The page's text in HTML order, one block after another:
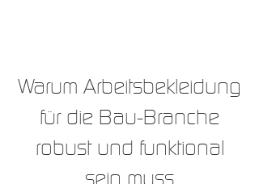
Warum Arbeitsbekleidung
für die Bau-Branche
robust und funktional
sein muss